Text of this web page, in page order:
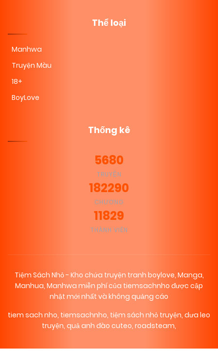
Thể loại
Manhwa
Truyện Màu
18+
BoyLove
Thống kê
5680
TRUYỆN
182290
CHƯƠNG
11829
THÀNH VIÊN
Tiệm Sách Nhỏ - Kho chứa truyện tranh boylove, Manga,
Manhua, Manhwa miễn phí của tiemsachnho được cập
nhật mới nhất và không quảng cáo
tiem sach nho, tiemsachnho, tiệm sách nhỏ truyện, dưa leo
truyện, quả anh đào cuteo, roadsteam,